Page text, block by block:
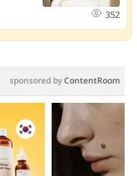
352
sponsored byContentRoom